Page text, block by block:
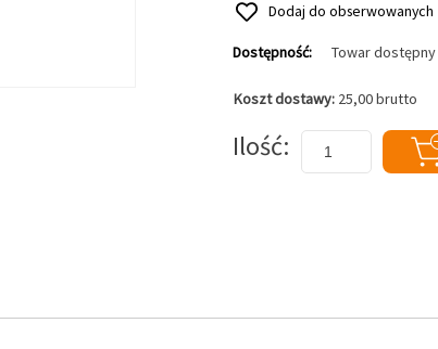
Dodaj do obserwowanych
Dostępność: Towar dostępny
Koszt dostawy: 25,00 brutto
Ilość